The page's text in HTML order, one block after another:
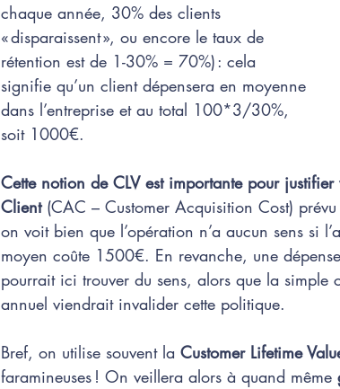
chaque année, 30% des clients
« disparaissent », ou encore le taux de
rétention est de 1-30% = 70%) : cela
signifie qu’un client dépensera en moyenne
dans l’entreprise et au total 100*3/30%,
soit 1000€.
Cette notion de CLV est importante pour justifier
Client (CAC – Customer Acquisition Cost) prévu
on voit bien que l’opération n’a aucun sens si
moyen coûte 1500€. En revanche, une
pourrait ici trouver du sens, alors que la
annuel viendrait invalider cette politique.
Bref, on utilise souvent la Customer Lifetime
faramineuses ! On veillera alors à quand même